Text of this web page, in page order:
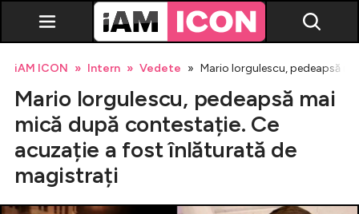
Vedete
iAM ICON Intern Vedete Mario Iorgulescu, pedeapsă
Mario Iorgulescu, pedeapsă mai
mică după contestație. Ce
acuzație a fost înlăturată de
magistrați